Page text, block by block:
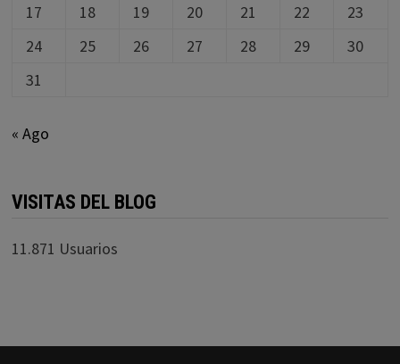
17
18 19 20 21 22
23
24
25 26 27 28 29
30
31
« Ago
VISITAS DEL BLOG
11.871 Usuarios